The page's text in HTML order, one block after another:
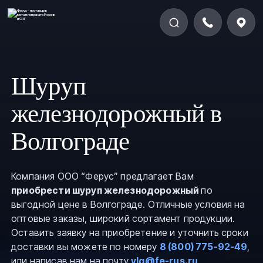
Шуруп
железнодорожный в
Волгограде
Компания ООО “Ферус” предлагает Вам
приобрести шуруп железнодорожныйпо
выгодной цене в Волгограде. Отличные условия на
оптовые заказы, широкий сортамент продукции.
Оставить заявку на приобретение и уточнить сроки
доставки вы можете по номеру 8 (800) 775-92-49,